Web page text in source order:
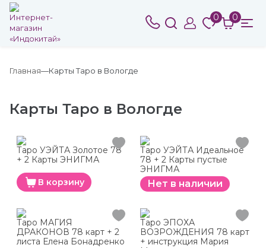
0 0
Главная Карты Таро в Вологде
Карты Таро в Вологде
Таро УЭЙТА Золотое 78
+ 2 Карты ЭНИГМА
В корзину
Таро УЭЙТА Идеальное
78 + 2 Карты пустые
ЭНИГМА
Нет в наличии
Таро МАГИЯ
ДРАКОНОВ 78 карт + 2
листа Елена Бонадренко
Таро ЭПОХА
ВОЗРОЖДЕНИЯ 78 карт
+ инструкция Мария